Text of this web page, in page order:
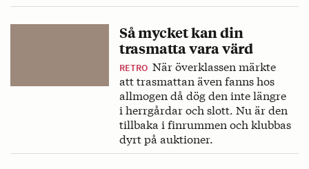
Så mycket kan din
trasmatta vara värd
RETRO När överklassen märkte
att trasmattan även fanns hos
allmogen då dög den inte längre
i herrgårdar och slott. Nu är den
tillbaka i finrummen och klubbas
dyrt på auktioner.